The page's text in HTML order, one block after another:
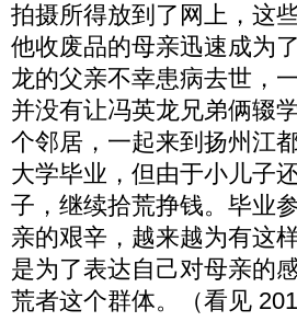
拍摄所得放到了网上，这
他收废品的母亲迅速成为
龙的父亲不幸患病去世，
并没有让冯英龙兄弟俩辍
个邻居，一起来到扬州江
大学毕业，但由于小儿子
子，继续拾荒挣钱。毕业
亲的艰辛，越来越为有这
是为了表达自己对母亲的
荒者这个群体。（看见